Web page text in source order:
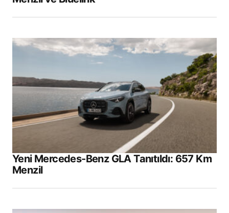
Yeni Mercedes-Benz GLA Tanıtıldı: 657 Km
Menzil